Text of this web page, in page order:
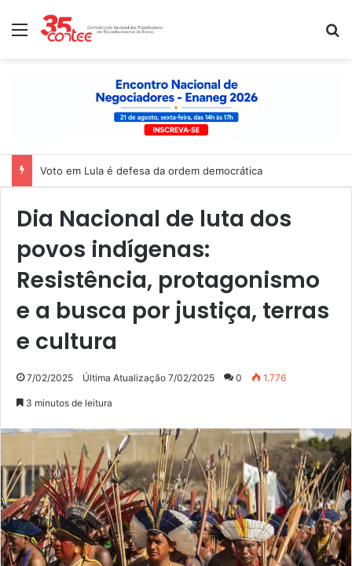
Menu
Nota de solidariedade ao povo venezuelano
Dia Nacional de luta dos
povos indígenas:
Resistência, protagonismo
e a busca por justiça, terras
e cultura
7/02/2025 Última Atualização 7/02/2025 0 1.776
3 minutos de leitura